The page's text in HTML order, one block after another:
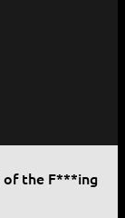
of the F***ing